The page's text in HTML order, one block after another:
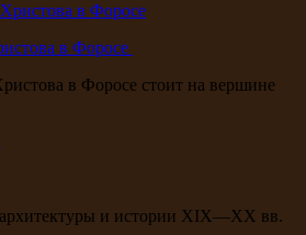
в Форосе
в Форосе стоит на вершине
и истории XIX—XX вв.